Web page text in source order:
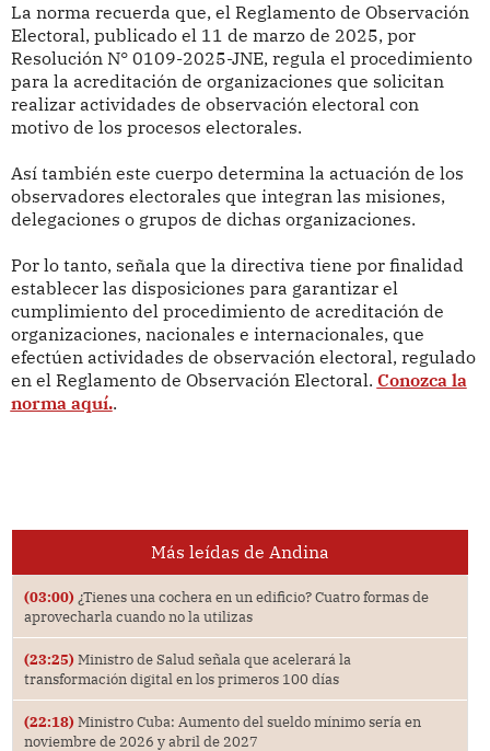
La norma recuerda que, el Reglamento de Observación
Electoral, publicado el 11 de marzo de 2025, por
Resolución N° 0109-2025-JNE, regula el procedimiento
para la acreditación de organizaciones que solicitan
realizar actividades de observación electoral con
motivo de los procesos electorales.
Así también este cuerpo determina la actuación de los
observadores electorales que integran las misiones,
delegaciones o grupos de dichas organizaciones.
Por lo tanto, señala que la directiva tiene por finalidad
establecer las disposiciones para garantizar el
cumplimiento del procedimiento de acreditación de
organizaciones, nacionales e internacionales, que
efectúen actividades de observación electoral, regulado
en el Reglamento de Observación Electoral. Conozca la
norma aquí..
Más leídas de Andina
(03:00) ¿Tienes una cochera en un edificio? Cuatro formas de
aprovecharla cuando no la utilizas
(23:25) Ministro de Salud señala que acelerará la
transformación digital en los primeros 100 días
(22:18) Ministro Cuba: Aumento del sueldo mínimo sería en
noviembre de 2026 y abril de 2027